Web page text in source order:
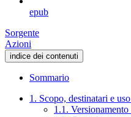
epub
Sorgente
Azioni
indice dei contenuti
Sommario
1. Scopo, destinatari e
1.1.